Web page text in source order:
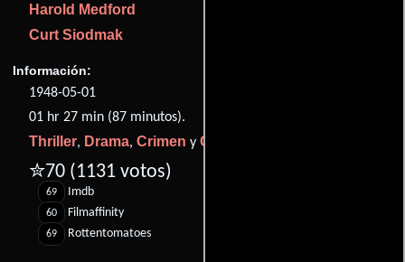
Harold Medford
Curt Siodmak
Información:
1948-05-01
01 hr 27 min (87 minutos).
Thriller, Drama, Crimen y Cine negro
✮70 (1131 votos)
69 Imdb
60 Filmaffinity
69 Rottentomatoes